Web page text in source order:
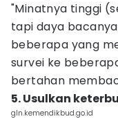
"Minatnya tinggi
tapi daya
beberapa yang
survei ke
bertahan
5. Usulkan
gln.kemendikbud.go.id